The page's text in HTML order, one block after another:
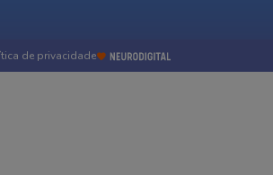
de privacidade